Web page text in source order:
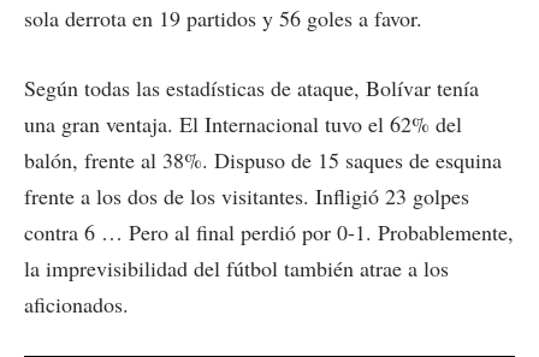
sola derrota en 19 partidos y 56 goles a favor.
Según todas las estadísticas de ataque, Bolívar tenía
una gran ventaja. El Internacional tuvo el 62% del
balón, frente al 38%. Dispuso de 15 saques de esquina
frente a los dos de los visitantes. Infligió 23 golpes
contra 6 … Pero al final perdió por 0-1. Probablemente,
la imprevisibilidad del fútbol también atrae a los
aficionados.